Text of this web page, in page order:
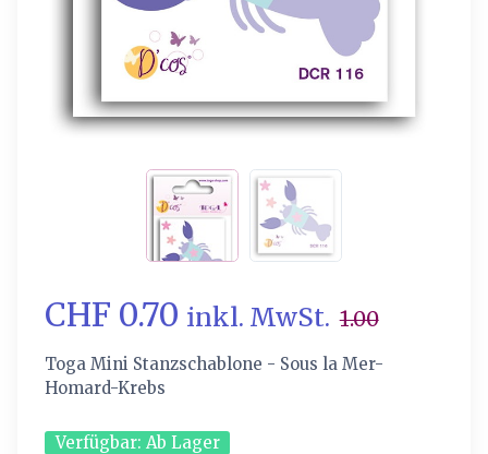
CHF 0.70 inkl. MwSt. 1.00
Toga Mini Stanzschablone - Sous la Mer-
Homard-Krebs
Verfügbar: Ab Lager